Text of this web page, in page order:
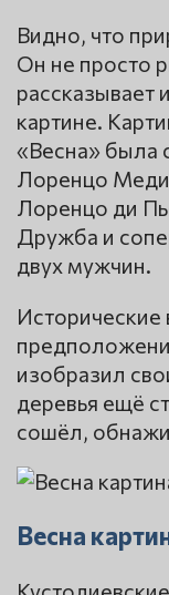
Видно, что
Он не просто
рассказывает
картине.
«Весна» была
Лоренцо
Лоренцо ди
Дружба и
двух мужчин.
Исторические
изобразил
деревья ещё
сошёл,
Весна